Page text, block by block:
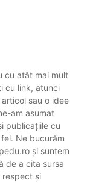
cu atât mai mult
cu link, atunci
sau o idee
am asumat
publicațiile cu
Ne bucurăm
și suntem
de a cita sursa
respect și